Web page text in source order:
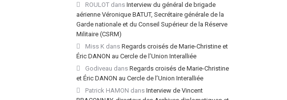
ROULOTdans Interview du général de brigade
aérienne Véronique BATUT, Secrétaire générale de la
Garde nationale et du Conseil Supérieur de la Réserve
Militaire (CSRM)
Miss Kdans Regards croisés de Marie-Christine et
Éric DANON au Cercle de l’Union Interalliée
Godiveau dans Regards croisés de Marie-Christine
et Éric DANON au Cercle de l’Union Interalliée
Patrick HAMON dans Interview de Vincent